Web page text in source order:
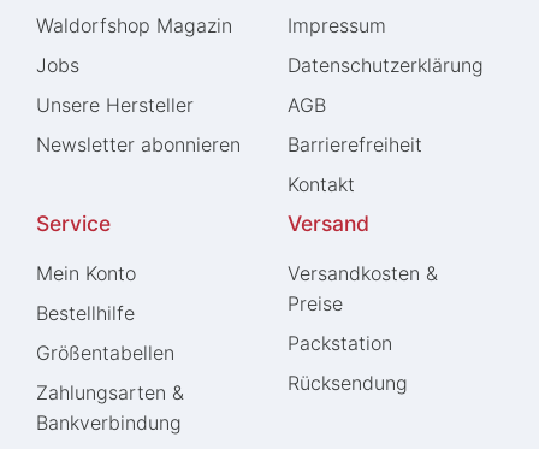
Waldorfshop Magazin
Jobs
Unsere Hersteller
Newsletter abonnieren
Impressum
Daten­schutz­erklärung
AGB
Barrierefreiheit
Kontakt
Service
Mein Konto
Bestellhilfe
Größentabellen
Zahlungsarten &
Bankverbindung
Versand
Versandkosten &
Preise
Packstation
Rücksendung